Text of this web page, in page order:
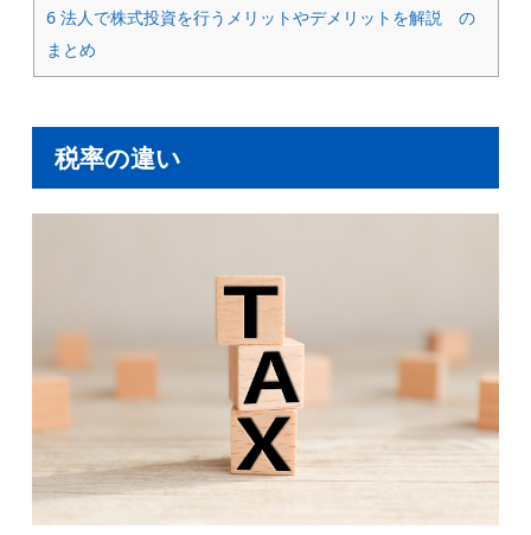
6法人で株式投資を行うメリットやデメリットを解説 の
まとめ
税率の違い